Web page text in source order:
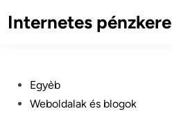
Internetes
PostedEgyèb
Weboldalak és blogok